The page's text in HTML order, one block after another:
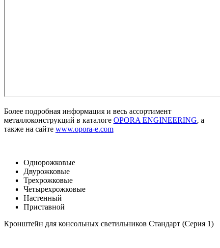
Более подробная информация и весь ассортимент
металлоконструкций в каталоге OPORA ENGINEERING, а
также на сайте www.opora-e.com
Однорожковые
Двурожковые
Трехрожковые
Четырехрожковые
Настенный
Приставной
Кронштейн для консольных светильников Стандарт (Серия 1)